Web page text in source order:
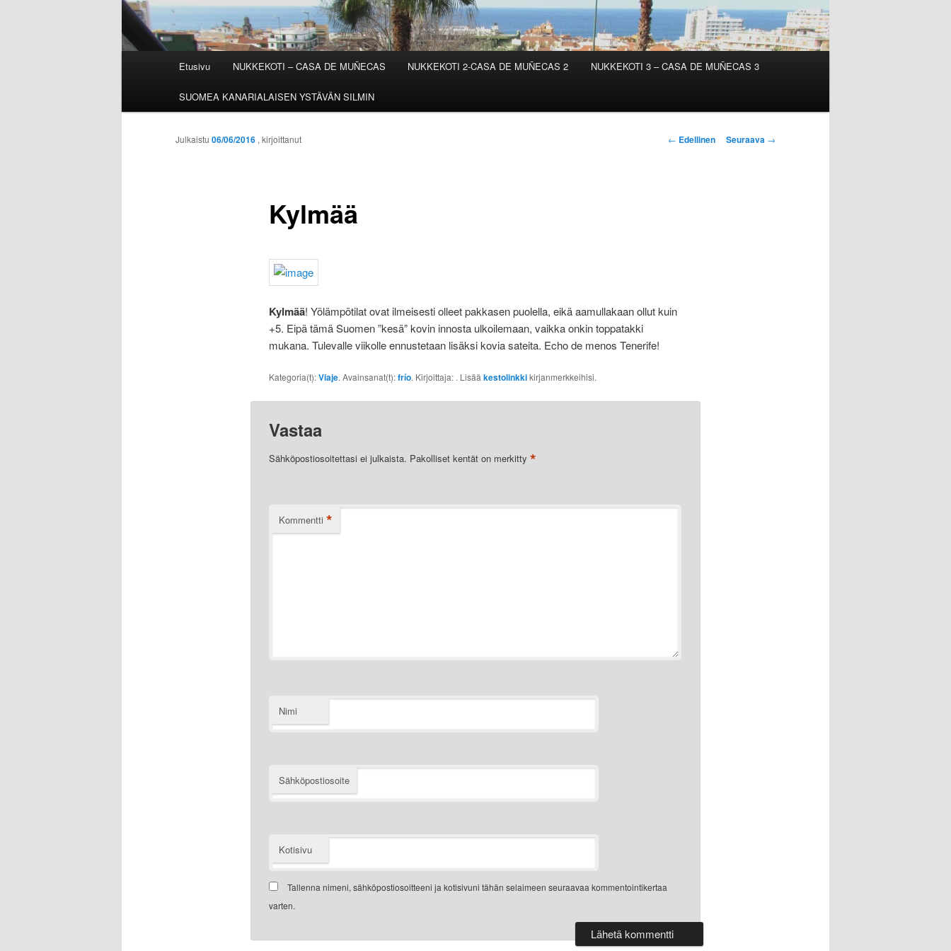
Etusivu NUKKEKOTI – CASA DE MUÑECAS NUKKEKOTI 2-CASA DE MUÑECAS 2 NUKKEKOTI 3 – CASA DE MUÑECAS 3
SUOMEA KANARIALAISEN YSTÄVÄN SILMIN
Artikkelien
← Edellinen Seuraava →
Kylmää
Julkaistu 06/06/2016 , kirjoittanut
Kylmää! Yölämpötilat ovat ilmeisesti olleet pakkasen puolella, eikä aamullakaan ollut kuin
+5. Eipä tämä Suomen ”kesä” kovin innosta ulkoilemaan, vaikka onkin toppatakki
mukana. Tulevalle viikolle ennustetaan lisäksi kovia sateita. Echo de menos Tenerife!
Kategoria(t):Viaje. Avainsanat(t):frío. Kirjoittaja: . Lisääkestolinkkikirjanmerkkeihisi.
Vastaa
Sähköpostiosoitettasi ei julkaista. Pakolliset kentät on merkitty *
Kommentti *
Nimi
Sähköpostiosoite
Kotisivu
Tallenna nimeni, sähköpostiosoitteeni ja kotisivuni tähän selaimeen seuraavaa kommentointikertaa
varten.